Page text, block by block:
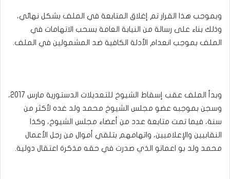
وبموجب هذا القرار تم إغلاق المتابعة في الملف بشكل نهائي،
وذلك بناء على رسالة من النيابة العامة بسحب الاتهامات في
الملف بموجب انعدام الأدلة الكافية ضد المشمولين في الملف.
وبدأ الملف عقب إسقاط الشيوخ للتعديلات الدستورية مارس 2017،
وسجن بموجبه عضو مجلس الشيوخ محمد ولد غده لأكثر من
سنة، فيما تمت متابعة عدد من أعضاء مجلس الشيوخ، وكذا
النقابيين والإعلاميين، واتهامهم بتلقي أموال من رجل الأعمال
محمد ولد بو اعماتو الذي صدرت في حقه مذكرة اعتقال دولية.